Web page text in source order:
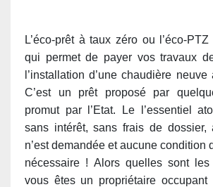
L’éco-prêt à taux zéro ou l’éco-
qui permet de payer vos travaux
l’installation d’une chaudière
C’est un prêt proposé par
promut par l’Etat. Le l’essentiel
sans intérêt, sans frais de dossier,
n’est demandée et aucune condition
nécessaire ! Alors quelles sont
vous êtes un propriétaire occupant